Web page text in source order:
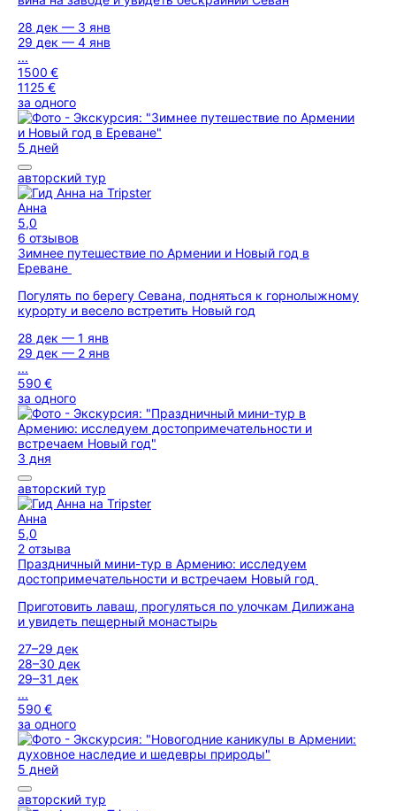
28 дек — 3 янв
29 дек — 4 янв
...
1500 €
1125 €
за одного
5 дней
авторский тур
Анна
5,0
6 отзывов
Зимнее путешествие по Армении и Новый год в
Ереване
Погулять по берегу Севана, подняться к горнолыжному
курорту и весело встретить Новый год
28 дек — 1 янв
29 дек — 2 янв
...
590 €
за одного
3 дня
авторский тур
Анна
5,0
2 отзыва
Праздничный мини-тур в Армению: исследуем
достопримечательности и встречаем Новый год
Приготовить лаваш, прогуляться по улочкам Дилижана
и увидеть пещерный монастырь
27–29 дек
28–30 дек
29–31 дек
...
590 €
за одного
5 дней
авторский тур